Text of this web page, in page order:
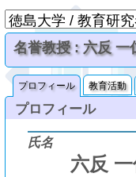
名誉教授 : 六反 一
プロフィール 教育活動
プロフィール
氏名
六反